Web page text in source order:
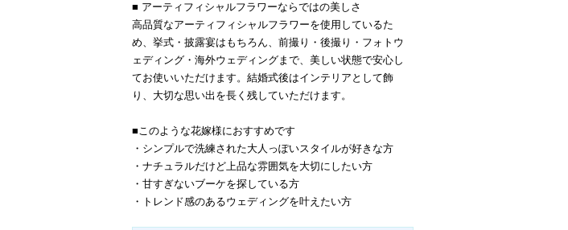
■ アーティフィシャルフラワーならではの美しさ
高品質なアーティフィシャルフラワーを使用しているた
め、挙式・披露宴はもちろん、前撮り・後撮り・フォトウ
ェディング・海外ウェディングまで、美しい状態で安心し
てお使いいただけます。結婚式後はインテリアとして飾
り、大切な思い出を長く残していただけます。
■このような花嫁様におすすめです
・シンプルで洗練された大人っぽいスタイルが好きな方
・ナチュラルだけど上品な雰囲気を大切にしたい方
・甘すぎないブーケを探している方
・トレンド感のあるウェディングを叶えたい方